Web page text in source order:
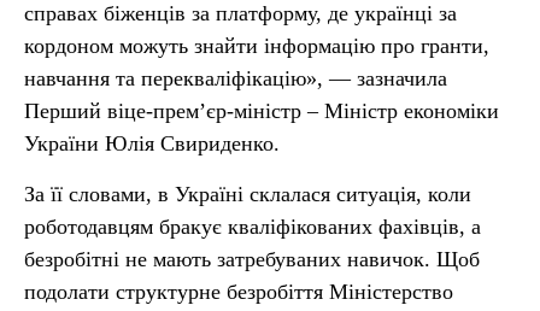
справах біженців за платформу, де українці за
кордоном можуть знайти інформацію про гранти,
навчання та перекваліфікацію», — зазначила
Перший віце-прем’єр-міністр – Міністр економіки
України Юлія Свириденко.
За її словами, в Україні склалася ситуація, коли
роботодавцям бракує кваліфікованих фахівців, а
безробітні не мають затребуваних навичок. Щоб
подолати структурне безробіття Міністерство